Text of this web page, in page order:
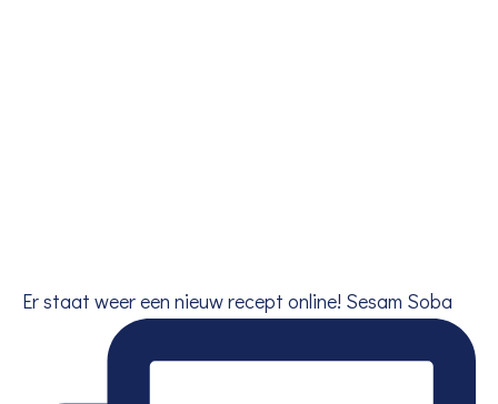
Er staat weer een nieuw recept online! Sesam Soba